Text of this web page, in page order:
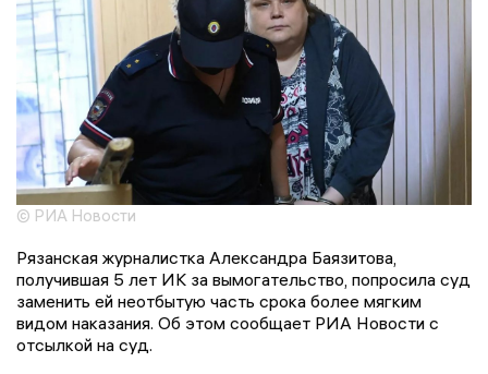
© РИА Новости
Рязанская журналистка Александра Баязитова,
получившая 5 лет ИК за вымогательство, попросила суд
заменить ей неотбытую часть срока более мягким
видом наказания. Об этом сообщает РИА Новости с
отсылкой на суд.